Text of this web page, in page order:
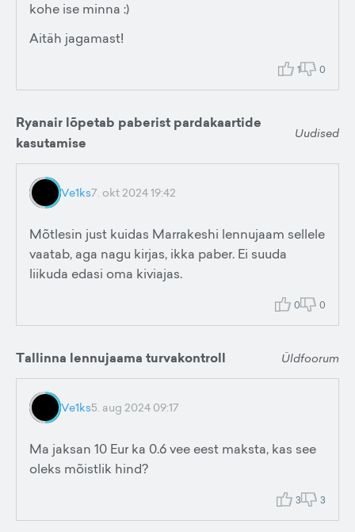
kohe ise minna :)
Aitäh jagamast!
1 0
Ryanair lõpetab paberist pardakaartide
kasutamise
Uudised
Ve1ks7. okt 2024 19:42
Mõtlesin just kuidas Marrakeshi lennujaam sellele
vaatab, aga nagu kirjas, ikka paber. Ei suuda
liikuda edasi oma kiviajas.
0 0
Tallinna lennujaama turvakontroll Üldfoorum
Ve1ks5. aug 2024 09:17
Ma jaksan 10 Eur ka 0.6 vee eest maksta, kas see
oleks mõistlik hind?
3 3